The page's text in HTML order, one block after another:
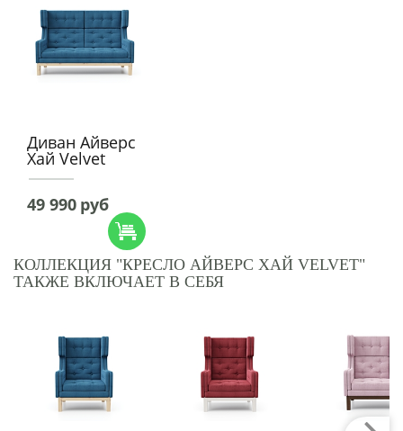
Диван Айверс
Хай Velvet
49 990 руб
КОЛЛЕКЦИЯ "КРЕСЛО АЙВЕРС ХАЙ VELVET"
ТАКЖЕ ВКЛЮЧАЕТ В СЕБЯ